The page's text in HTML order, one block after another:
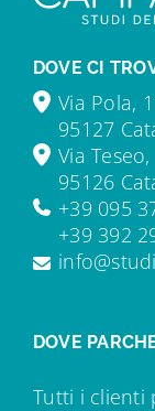
DOVE CI
Via Pola,
95127
Via
95126
+39 095
+39 392
DOVE
Tutti i clienti